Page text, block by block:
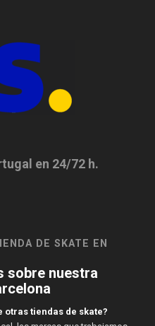
en 24/72 h.
DE SKATE EN
sobre nuestra
otras tiendas de skate?